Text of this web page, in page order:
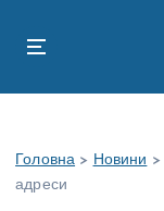
Головна > Новини >
адреси